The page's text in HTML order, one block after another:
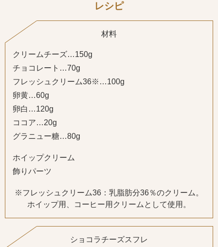
レシピ
材料
クリームチーズ…150g
チョコレート…70g
フレッシュクリーム36※…100g
卵黄…60g
卵白…120g
ココア…20g
グラニュー糖…80g
ホイップクリーム
飾りパーツ
※フレッシュクリーム36：乳脂肪分36％のクリーム。
ホイップ用、コーヒー用クリームとして使用。
ショコラチーズスフレ